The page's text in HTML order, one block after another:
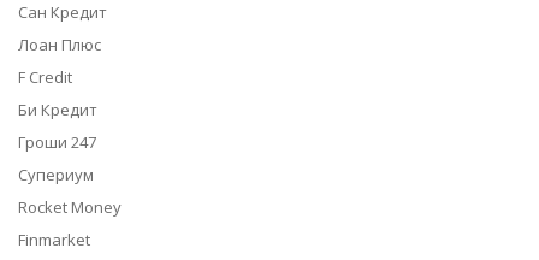
Сан Кредит
Лоан Плюс
F Credit
Би Кредит
Гроши 247
Супериум
Rocket Money
Finmarket